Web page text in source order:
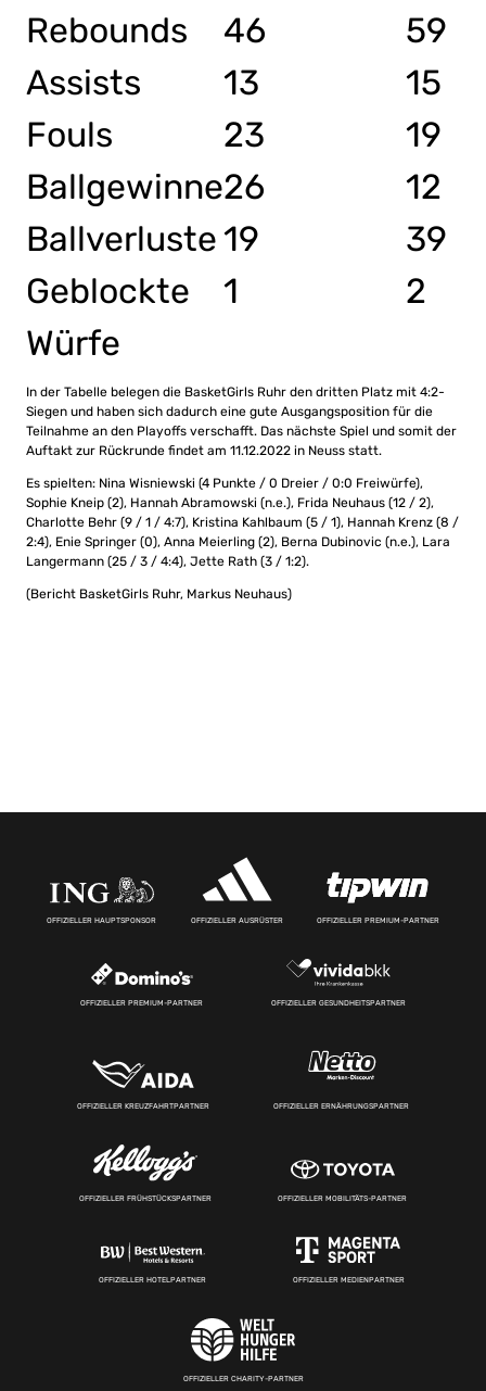
Rebounds 46
59
Assists
13
15
Fouls
23
19
Ballgewinne26
12
Ballverluste 19
39
Geblockte
Würfe
1 2
In der Tabelle belegen die BasketGirls Ruhr den dritten Platz mit 4:2-
Siegen und haben sich dadurch eine gute Ausgangsposition für die
Teilnahme an den Playoffs verschafft. Das nächste Spiel und somit der
Auftakt zur Rückrunde findet am 11.12.2022 in Neuss statt.
Es spielten: Nina Wisniewski (4 Punkte / 0 Dreier / 0:0 Freiwürfe),
Sophie Kneip (2), Hannah Abramowski (n.e.), Frida Neuhaus (12 / 2),
Charlotte Behr (9 / 1 / 4:7), Kristina Kahlbaum (5 / 1), Hannah Krenz (8 /
2:4), Enie Springer (0), Anna Meierling (2), Berna Dubinovic (n.e.), Lara
Langermann (25 / 3 / 4:4), Jette Rath (3 / 1:2).
(Bericht BasketGirls Ruhr, Markus Neuhaus)
OFFIZIELLER HAUPTSPONSOR OFFIZIELLER AUSRÜSTER OFFIZIELLER PREMIUM-PARTNER
OFFIZIELLER PREMIUM-PARTNER OFFIZIELLER GESUNDHEITSPARTNER
OFFIZIELLER KREUZFAHRTPARTNER OFFIZIELLER ERNÄHRUNGSPARTNER
OFFIZIELLER FRÜHSTÜCKSPARTNER OFFIZIELLER MOBILITÄTS-PARTNER
OFFIZIELLER HOTELPARTNER OFFIZIELLER MEDIENPARTNER
OFFIZIELLER CHARITY-PARTNER